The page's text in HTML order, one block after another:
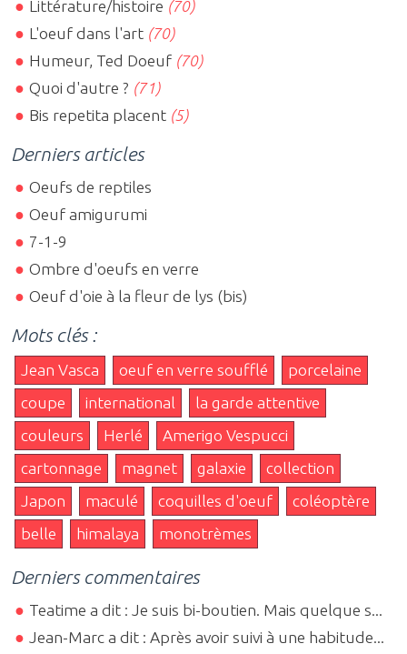
Littérature/histoire (70)
L'oeuf dans l'art (70)
Humeur, Ted Doeuf (70)
Quoi d'autre ? (71)
Bis repetita placent (5)
Derniers articles
Oeufs de reptiles
Oeuf amigurumi
7-1-9
Ombre d'oeufs en verre
Oeuf d'oie à la fleur de lys (bis)
Mots clés :
Jean Vasca oeuf en verre soufflé
porcelaine
coupe
international
la garde attentive
couleurs
Herlé
Amerigo Vespucci
cartonnage
magnet galaxie
collection
Japon
maculé coquilles d'oeuf
coléoptère
belle
himalaya monotrèmes
Derniers commentaires
Teatime a dit : Je suis bi-boutien. Mais quelque s...
Jean-Marc a dit : Après avoir suivi à une habitude...